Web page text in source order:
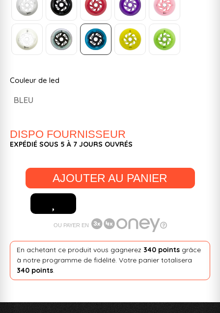
Couleur de led
BLEU
DISPO FOURNISSEUR
EXPÉDIÉ SOUS 5 À 7 JOURS OUVRÉS
AJOUTER AU PANIER
OU PAYER EN
En achetant ce produit vous gagnerez 340 pointsgrâce
à notre programme de fidélité. Votre panier totalisera
340 points.